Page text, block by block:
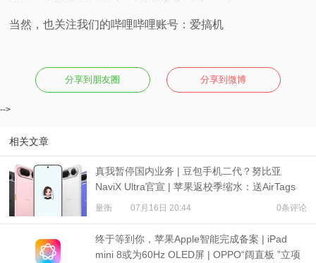
当然，也关注我们的哔哩哔哩账号：爱搞机
分享到朋友圈 分享到微博
-->
相关文章
真我暂停国内业务 | 豆包手机二代？努比亚
NaviX Ultra官宣 | 苹果返校季缩水：送AirTags
量衡 07月16日 20:44 0条评论
终于等到你，苹果Apple智能完成备案 | iPad
mini 8或为60Hz OLED屏 | OPPO“阔直板 ”立项